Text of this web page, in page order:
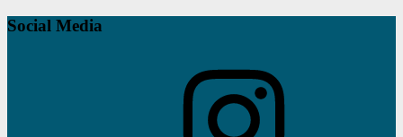
Social Media